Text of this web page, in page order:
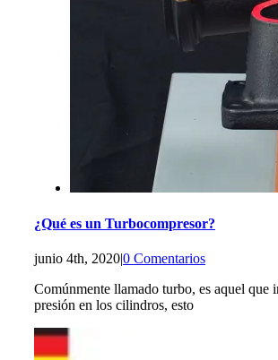
¿Qué es un Turbocompresor?
junio 4th, 2020|0 Comentarios
Comúnmente llamado turbo, es aquel que
presión en los cilindros, esto